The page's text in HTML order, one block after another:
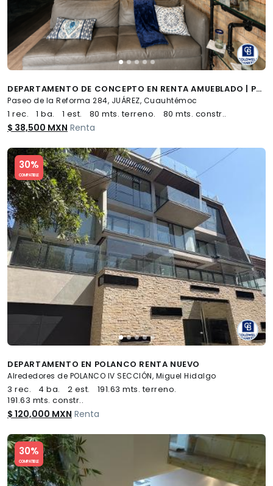
DEPARTAMENTO DE CONCEPTO EN RENTA AMUEBLADO | PASEO DE LA REFORMA CDMX
Paseo de la Reforma 284, JUÁREZ, Cuauhtémoc
1 rec. 1 ba. 1 est. 80 mts. terreno. 80 mts. constr..
$ 38,500 MXN Renta
30%
COMPATIBLE
Slide 1 of 5
DEPARTAMENTO EN POLANCO RENTA NUEVO
Alrededores de POLANCO IV SECCIÓN, Miguel Hidalgo
3 rec. 4 ba. 2 est.
191.63 mts. terreno.
191.63 mts. constr..
$ 120,000 MXN Renta
30%
COMPATIBLE
Slide 1 of 5